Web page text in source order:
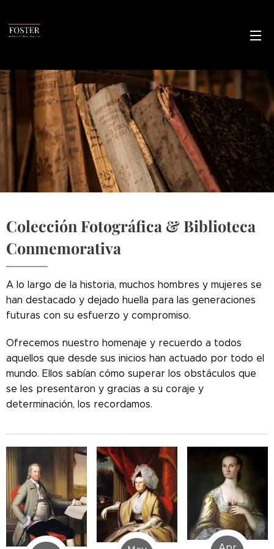
Colección Fotográfica & Biblioteca
Conmemorativa
A lo largo de la historia, muchos hombres y mujeres se
han destacado y dejado huella para las generaciones
futuras con su esfuerzo y compromiso.
Ofrecemos nuestro homenaje y recuerdo a todos
aquellos que desde sus inicios han actuado por todo el
mundo. Ellos sabían cómo superar los obstáculos que
se les presentaron y gracias a su coraje y
determinación, los recordamos.